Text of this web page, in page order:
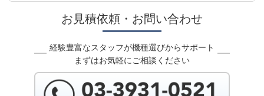
お見積依頼・お問い合わせ
経験豊富なスタッフが機種選びからサポート
まずはお気軽にご相談ください